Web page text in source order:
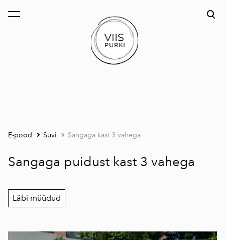
lisati ostukorvi. Vaata ostukorvi
E-pood Suvi Sangaga kast 3 vahega
Sangaga puidust kast 3 vahega
Läbi müüdud